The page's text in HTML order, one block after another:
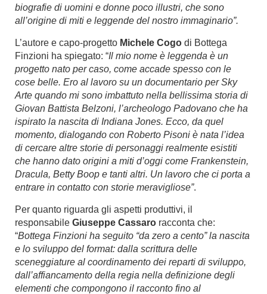
biografie di uomini e donne poco illustri, che sono
all’origine di miti e leggende del nostro immaginario”.
L’autore e capo-progetto Michele Cogo di Bottega
Finzioni ha spiegato: “Il mio nome è leggenda è un
progetto nato per caso, come accade spesso con le
cose belle. Ero al lavoro su un documentario per Sky
Arte quando mi sono imbattuto nella bellissima storia di
Giovan Battista Belzoni, l’archeologo Padovano che ha
ispirato la nascita di Indiana Jones. Ecco, da quel
momento, dialogando con Roberto Pisoni è nata l’idea
di cercare altre storie di personaggi realmente esistiti
che hanno dato origini a miti d’oggi come Frankenstein,
Dracula, Betty Boop e tanti altri. Un lavoro che ci porta a
entrare in contatto con storie meravigliose”.
Per quanto riguarda gli aspetti produttivi, il
responsabile Giuseppe Cassaro racconta che:
“Bottega Finzioni ha seguito “da zero a cento” la nascita
e lo sviluppo del format: dalla scrittura delle
sceneggiature al coordinamento dei reparti di sviluppo,
dall’affiancamento della regia nella definizione degli
elementi che compongono il racconto fino al